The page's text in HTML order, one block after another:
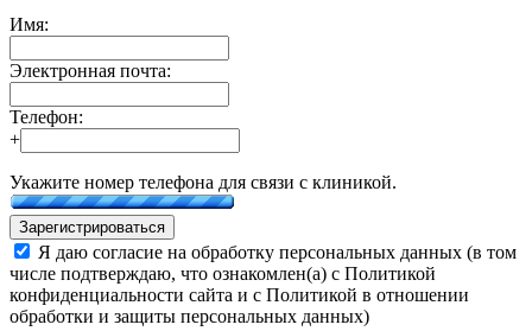
Имя:
Электронная почта:
Телефон:
+
Укажите номер телефона для связи с клиникой.
Зарегистрироваться
Я даю согласие на обработку персональных данных (в том
числе подтверждаю, что ознакомлен(а) с Политикой
конфиденциальности сайта и с Политикой в отношении
обработки и защиты персональных данных)